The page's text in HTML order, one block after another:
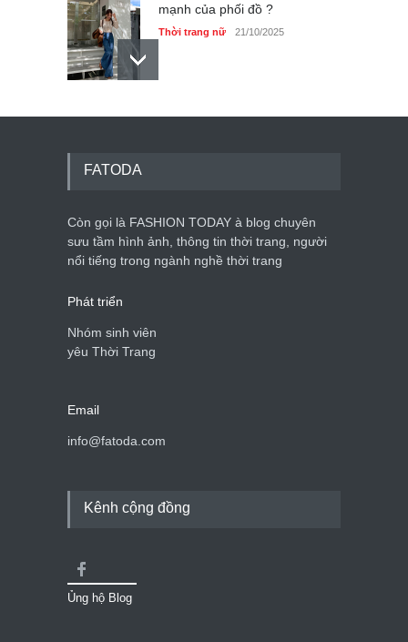
mạnh của phối đồ ?
Thời trang nữ 21/10/2025
Dàn túi hiệu ‘ xịn sò’ của nữ
Mẫu áo khoác đẹp cho phụ
nữ 40+
FATODA
Còn gọi là FASHION TODAY à blog chuyên
sưu tầm hình ảnh, thông tin thời trang, người
nổi tiếng trong ngành nghề thời trang
Phát triển
Nhóm sinh viên
yêu Thời Trang
Email
info@fatoda.com
Kênh cộng đồng
Ủng hộ Blog